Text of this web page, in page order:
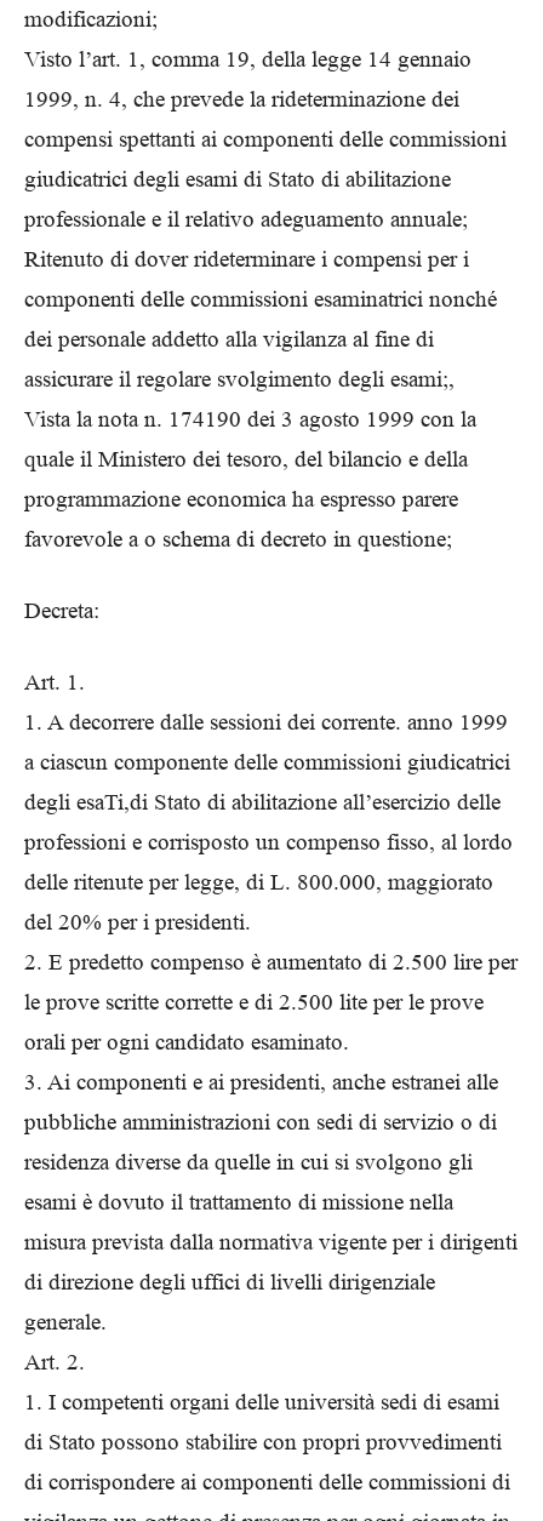
modificazioni;
Visto l’art. 1, comma 19, della legge 14 gennaio
1999, n. 4, che prevede la rideterminazione dei
compensi spettanti ai componenti delle commissioni
giudicatrici degli esami di Stato di abilitazione
professionale e il relativo adeguamento annuale;
Ritenuto di dover rideterminare i compensi per i
componenti delle commissioni esaminatrici nonché
dei personale addetto alla vigilanza al fine di
assicurare il regolare svolgimento degli esami;,
Vista la nota n. 174190 dei 3 agosto 1999 con la
quale il Ministero dei tesoro, del bilancio e della
programmazione economica ha espresso parere
favorevole a o schema di decreto in questione;
Decreta:
Art. 1.
1. A decorrere dalle sessioni dei corrente. anno 1999
a ciascun componente delle commissioni giudicatrici
degli esaTi,di Stato di abilitazione all’esercizio delle
professioni e corrisposto un compenso fisso, al lordo
delle ritenute per legge, di L. 800.000, maggiorato
del 20% per i presidenti.
2. E predetto compenso è aumentato di 2.500 lire per
le prove scritte corrette e di 2.500 lite per le prove
orali per ogni candidato esaminato.
3. Ai componenti e ai presidenti, anche estranei alle
pubbliche amministrazioni con sedi di servizio o di
residenza diverse da quelle in cui si svolgono gli
esami è dovuto il trattamento di missione nella
misura prevista dalla normativa vigente per i dirigenti
di direzione degli uffici di livelli dirigenziale
generale.
Art. 2.
1. I competenti organi delle università sedi di esami
di Stato possono stabilire con propri provvedimenti
di corrispondere ai componenti delle commissioni di